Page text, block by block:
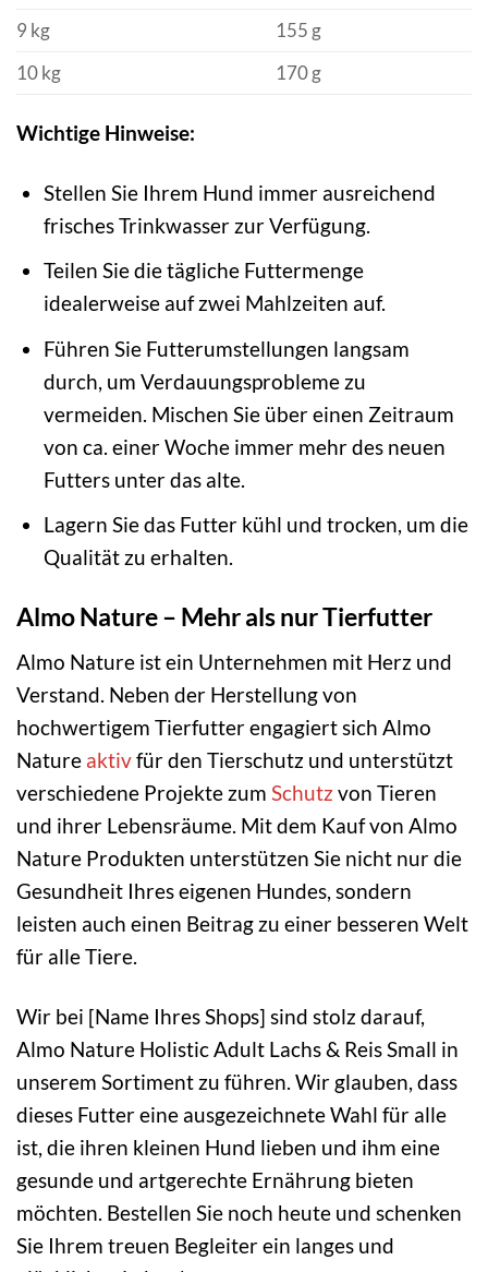
9 kg
155 g
10 kg
170 g
Wichtige Hinweise:
Stellen Sie Ihrem Hund immer ausreichend
frisches Trinkwasser zur Verfügung.
Teilen Sie die tägliche Futtermenge
idealerweise auf zwei Mahlzeiten auf.
Führen Sie Futterumstellungen langsam
durch, um Verdauungsprobleme zu
vermeiden. Mischen Sie über einen Zeitraum
von ca. einer Woche immer mehr des neuen
Futters unter das alte.
Lagern Sie das Futter kühl und trocken, um die
Qualität zu erhalten.
Almo Nature – Mehr als nur Tierfutter
Almo Nature ist ein Unternehmen mit Herz und
Verstand. Neben der Herstellung von
hochwertigem Tierfutter engagiert sich Almo
Nature aktivfür den Tierschutz und unterstützt
verschiedene Projekte zum Schutz von Tieren
und ihrer Lebensräume. Mit dem Kauf von Almo
Nature Produkten unterstützen Sie nicht nur die
Gesundheit Ihres eigenen Hundes, sondern
leisten auch einen Beitrag zu einer besseren Welt
für alle Tiere.
Wir bei [Name Ihres Shops] sind stolz darauf,
Almo Nature Holistic Adult Lachs & Reis Small in
unserem Sortiment zu führen. Wir glauben, dass
dieses Futter eine ausgezeichnete Wahl für alle
ist, die ihren kleinen Hund lieben und ihm eine
gesunde und artgerechte Ernährung bieten
möchten. Bestellen Sie noch heute und schenken
Sie Ihrem treuen Begleiter ein langes und